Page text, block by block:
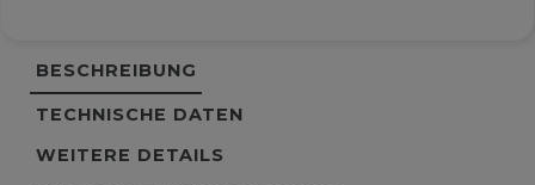
BESCHREIBUNG
TECHNISCHE DATEN
WEITERE DETAILS